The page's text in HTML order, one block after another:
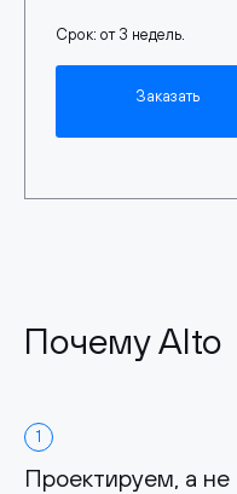
Срок: от 3 недель.
Заказать
Почему Alto
1
Проектируем, а